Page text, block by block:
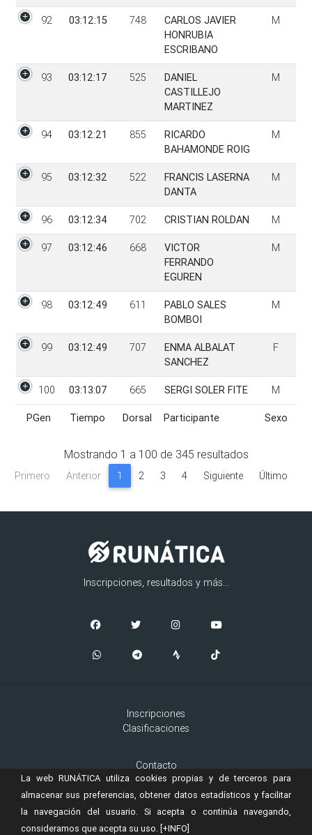
PGen Tiempo Dorsal Participante Sexo
92 03:12:15 748
CARLOS JAVIER
HONRUBIA
ESCRIBANO
M
93 03:12:17 525
DANIEL
CASTILLEJO
MARTINEZ
M
94 03:12:21 855
RICARDO
BAHAMONDE ROIG
M
95 03:12:32 522
FRANCIS LASERNA
DANTA
M
96 03:12:34 702 CRISTIAN ROLDAN M
97 03:12:46 668
VICTOR
FERRANDO
EGUREN
M
98 03:12:49 611
PABLO SALES
BOMBOI
M
99 03:12:49 707
ENMA ALBALAT
SANCHEZ
F
100 03:13:07 665 SERGI SOLER FITE M
PGen Tiempo Dorsal Participante Sexo
Mostrando 1 a 100 de 345 resultados
Primero Anterior 1 2 3 4 Siguiente Último
Inscripciones, resultados y más...
Inscripciones
Clasificaciones
Contacto
Aviso Legal
Cookies
La web RUNÁTICA utiliza cookies propias y de terceros para
almacenar sus preferencias, obtener datos estadísticos y facilitar
la navegación del usuario. Si acepta o continúa navegando,
consideramos que acepta su uso. [+INFO]